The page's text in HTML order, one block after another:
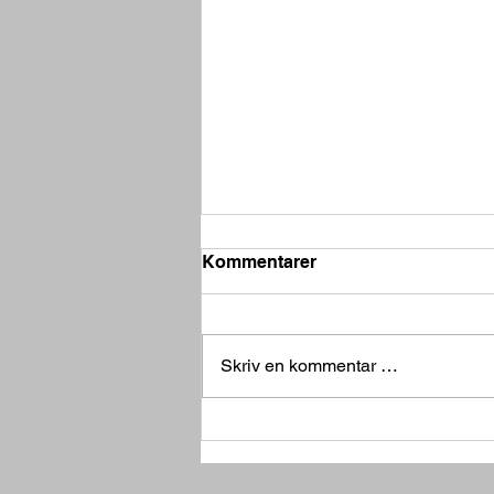
Kommentarer
Skriv en kommentar …